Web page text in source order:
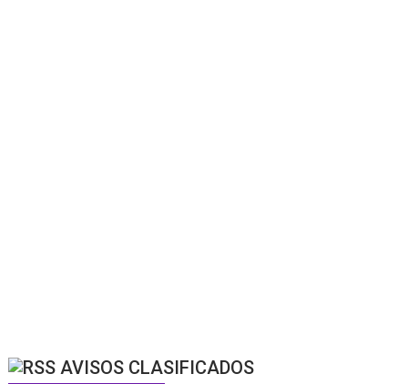
AVISOS CLASIFICADOS